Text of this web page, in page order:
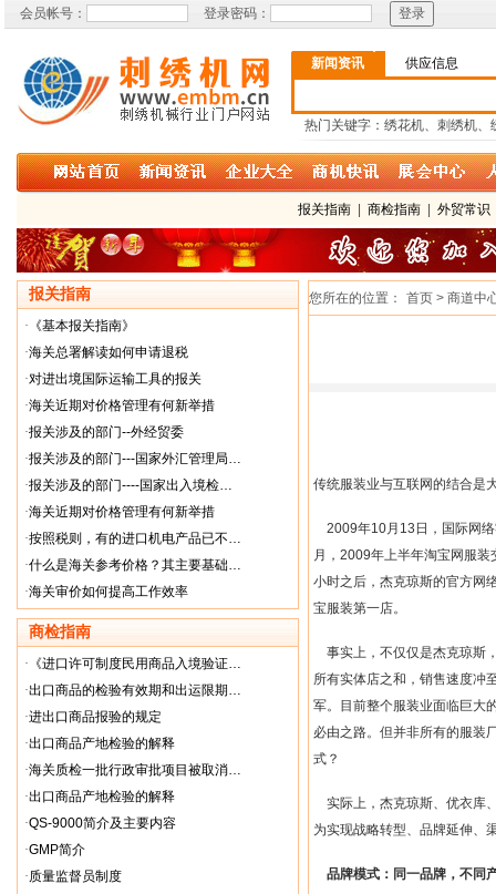
会员帐号： 登录密码：
新闻资讯 供应信息
热门关键字：绣花机、刺绣机、
报关指南 商检指南 外贸常识
报关指南
· 《基本报关指南》
·海关总署解读如何申请退税
·对进出境国际运输工具的报关
·海关近期对价格管理有何新举措
·报关涉及的部门--外经贸委
·报关涉及的部门---国家外汇管理局…
·报关涉及的部门----国家出入境检…
·海关近期对价格管理有何新举措
·按照税则，有的进口机电产品已不…
·什么是海关参考价格？其主要基础…
·海关审价如何提高工作效率
商检指南
· 《进口许可制度民用商品入境验证…
·出口商品的检验有效期和出运限期…
·进出口商品报验的规定
·出口商品产地检验的解释
·海关质检一批行政审批项目被取消…
·出口商品产地检验的解释
·QS-9000简介及主要内容
·GMP简介
·质量监督员制度
您所在的位置： 首页 > 商道中
传统服装业与互联网的结合是
2009年10月 13 日 ，国际网
月， 2009年上半年淘宝网服装
小时之后，杰克琼斯的官方网
宝服装第一店。
事实上，不仅仅是杰克琼斯
所有实体店之和，销售速度冲
军。目前整个服装业面临巨大
必由之路。但并非所有的服装
式？
实际上，杰克琼斯、优衣库
为实现战略转型、品牌延伸、
品牌模式：同一品牌，不同